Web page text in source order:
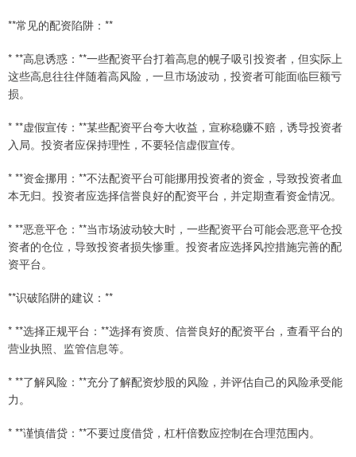
**常见的配资陷阱：**
* **高息诱惑：**一些配资平台打着高息的幌子吸引投资者，但实际上
这些高息往往伴随着高风险，一旦市场波动，投资者可能面临巨额亏
损。
* **虚假宣传：**某些配资平台夸大收益，宣称稳赚不赔，诱导投资者
入局。投资者应保持理性，不要轻信虚假宣传。
* **资金挪用：**不法配资平台可能挪用投资者的资金，导致投资者血
本无归。投资者应选择信誉良好的配资平台，并定期查看资金情况。
* **恶意平仓：**当市场波动较大时，一些配资平台可能会恶意平仓投
资者的仓位，导致投资者损失惨重。投资者应选择风控措施完善的配
资平台。
**识破陷阱的建议：**
* **选择正规平台：**选择有资质、信誉良好的配资平台，查看平台的
营业执照、监管信息等。
* **了解风险：**充分了解配资炒股的风险，并评估自己的风险承受能
力。
* **谨慎借贷：**不要过度借贷，杠杆倍数应控制在合理范围内。